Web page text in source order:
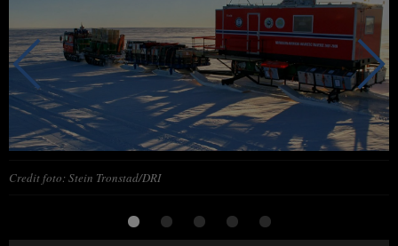
Credit foto: Stein Tronstad/DRI